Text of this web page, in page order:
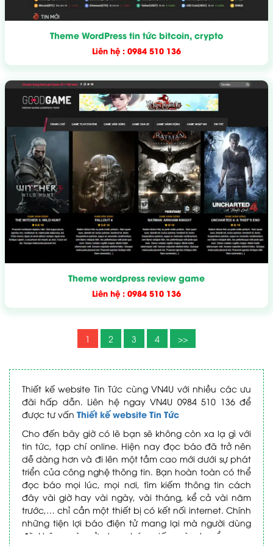
Theme WordPress tin tức bitcoin, crypto
Liên hệ : 0984 510 136
Theme wordpress review game
Liên hệ : 0984 510 136
1 2 3 4 >>
Thiết kế website Tin Tức cùng VN4U với nhiều các ưu
đãi hấp dẫn. Liên hệ ngay VN4U 0984 510 136 để
được tư vấn Thiết kế website Tin Tức
Cho đến bây giờ có lẽ bạn sẽ không còn xa lạ gì với
tin tức, tạp chí online. Hiện nay đọc báo đã trở nên
dễ dàng hơn và đi lên một tầm cao mới dưới sự phát
triển của công nghệ thông tin. Bạn hoàn toàn có thể
đọc báo mọi lúc, mọi nơi, tìm kiếm thông tin cách
đây vài giờ hay vài ngày, vài tháng, kể cả vài năm
trước,… chỉ cần một thiết bị có kết nối internet. Chính
những tiện lợi báo điện tử mang lại mà người dùng
đã không còn sử dụng báo giấy mà chuyển sang